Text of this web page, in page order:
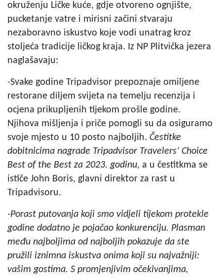
okruženju Ličke kuće, gdje otvoreno ognjište,
pucketanje vatre i mirisni začini stvaraju
nezaboravno iskustvo koje vodi unatrag kroz
stoljeća tradicije ličkog kraja. Iz NP Plitvička jezera
naglašavaju:
-Svake godine Tripadvisor prepoznaje omiljene
restorane diljem svijeta na temelju recenzija i
ocjena prikupljenih tijekom prošle godine.
Njihova mišljenja i priče pomogli su da osiguramo
svoje mjesto u 10 posto najboljih. Čestitke
dobitnicima nagrade Tripadvisor Travelers’ Choice
Best of the Best za 2023. godinu, a u čestitkma se
ističe John Boris, glavni direktor za rast u
Tripadvisoru.
-Porast putovanja koji smo vidjeli tijekom protekle
godine dodatno je pojačao konkurenciju. Plasman
među najboljima od najboljih pokazuje da ste
pružili iznimna iskustva onima koji su najvažniji:
vašim gostima. S promjenjivim očekivanjima,